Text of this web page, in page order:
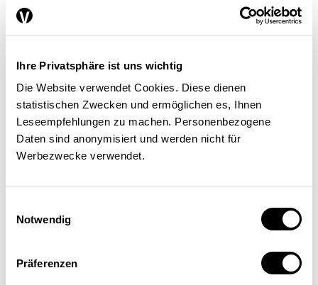
Ihre Privatsphäre ist uns wichtig
Die Website verwendet Cookies. Diese dienen
statistischen Zwecken und ermöglichen es, Ihnen
Leseempfehlungen zu machen. Personenbezogene
Daten sind anonymisiert und werden nicht für
Werbezwecke verwendet.
Notwendig
Präferenzen
dokumentiert). Jeder
internationale Vergleich ist
indes mit einem qualitativen
oder quantitativen Verlust jener
Informationen verbunden,
welche nationale Spezialitäten
darstellen. Das ist in der
Schweiz der Fall für das
föderale System, die
Zuständigkeiten der Kantone im
Bereich Einwanderung und